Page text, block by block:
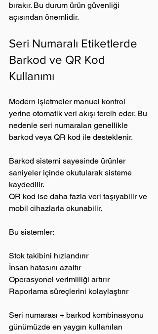
bırakır. Bu durum ürün güvenliği
açısından önemlidir.
Seri Numaralı Etiketlerde
Barkod ve QR Kod
Kullanımı
Modern işletmeler manuel kontrol
yerine otomatik veri akışı tercih eder. Bu
nedenle seri numaraları genellikle
barkod veya QR kod ile desteklenir.
Barkod sistemi sayesinde ürünler
saniyeler içinde okutularak sisteme
kaydedilir.
QR kod ise daha fazla veri taşıyabilir ve
mobil cihazlarla okunabilir.
Bu sistemler:
Stok takibini hızlandırır
İnsan hatasını azaltır
Operasyonel verimliliği artırır
Raporlama süreçlerini kolaylaştırır
Seri numarası + barkod kombinasyonu
günümüzde en yaygın kullanılan